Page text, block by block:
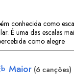
conhecida como
É uma das escalas
como alegre.
b Maior (6 canções)